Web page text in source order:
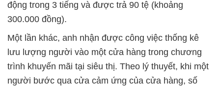
động trong 3 tiếng và được trả 90 tệ (khoảng
300.000 đồng).
Một lần khác, anh nhận được công việc thống kê
lưu lượng người vào một cửa hàng trong chương
trình khuyến mãi tại siêu thị. Theo lý thuyết, khi một
người bước qua cửa cảm ứng của cửa hàng, số